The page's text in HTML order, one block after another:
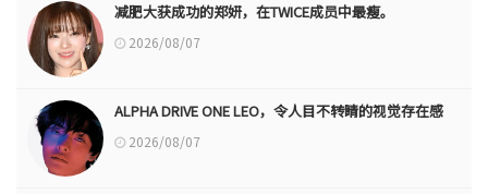
减肥大获成功的郑妍，在TWICE成员中最瘦。
2026/08/07
ALPHA DRIVE ONE LEO，令人目不转睛的视觉存在感
2026/08/07